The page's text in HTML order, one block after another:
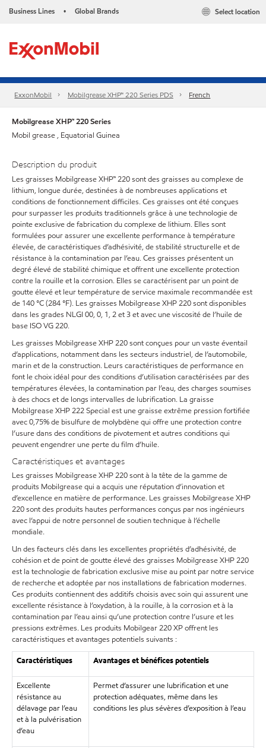
Business Lines • Global Brands Select location
ExxonMobil Mobilgrease XHP™ 220 Series PDS French
Mobilgrease XHP™ 220 Series
Mobil grease , Equatorial Guinea
Description du produit
Les graisses Mobilgrease XHP™ 220 sont des graisses au complexe de
lithium, longue durée, destinées à de nombreuses applications et
conditions de fonctionnement difficiles. Ces graisses ont été conçues
pour surpasser les produits traditionnels grâce à une technologie de
pointe exclusive de fabrication du complexe de lithium. Elles sont
formulées pour assurer une excellente performance à température
élevée, de caractéristiques d’adhésivité, de stabilité structurelle et de
résistance à la contamination par l’eau. Ces graisses présentent un
degré élevé de stabilité chimique et offrent une excellente protection
contre la rouille et la corrosion. Elles se caractérisent par un point de
goutte élevé et leur température de service maximale recommandée est
de 140 °C (284 °F). Les graisses Mobilgrease XHP 220 sont disponibles
dans les grades NLGI 00, 0, 1, 2 et 3 et avec une viscosité de l’huile de
base ISO VG 220.
Les graisses Mobilgrease XHP 220 sont conçues pour un vaste éventail
d’applications, notamment dans les secteurs industriel, de l’automobile,
marin et de la construction. Leurs caractéristiques de performance en
font le choix idéal pour des conditions d’utilisation caractérisées par des
températures élevées, la contamination par l’eau, des charges soumises
à des chocs et de longs intervalles de lubrification. La graisse
Mobilgrease XHP 222 Special est une graisse extrême pression fortifiée
avec 0,75% de bisulfure de molybdène qui offre une protection contre
l’usure dans des conditions de pivotement et autres conditions qui
peuvent engendrer une perte du film d’huile.
Caractéristiques et avantages
Les graisses Mobilgrease XHP 220 sont à la tête de la gamme de
produits Mobilgrease qui a acquis une réputation d’innovation et
d’excellence en matière de performance. Les graisses Mobilgrease XHP
220 sont des produits hautes performances conçus par nos ingénieurs
avec l’appui de notre personnel de soutien technique à l’échelle
mondiale.
Un des facteurs clés dans les excellentes propriétés d’adhésivité, de
cohésion et de point de goutte élevé des graisses Mobilgrease XHP 220
est la technologie de fabrication exclusive mise au point par notre service
de recherche et adoptée par nos installations de fabrication modernes.
Ces produits contiennent des additifs choisis avec soin qui assurent une
excellente résistance à l’oxydation, à la rouille, à la corrosion et à la
contamination par l’eau ainsi qu’une protection contre l’usure et les
pressions extrêmes. Les produits Mobilgear 220 XP offrent les
caractéristiques et avantages potentiels suivants :
Caractéristiques
Avantages et bénéfices potentiels
Excellente
résistance au
délavage par l’eau
et à la pulvérisation
d’eau
Permet d’assurer une lubrification et une
protection adéquates, même dans les
conditions les plus sévères d’exposition à l’eau